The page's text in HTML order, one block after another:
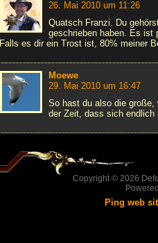
26. Mai 2010 um 11:26
Quatsch Franzi. Du
geschrieben haben. Es ist
Falls es dir ein Trost ist, 80% meiner
Moewe
29. Mai 2010 um 16:47
So hast du also die
der Zeit, dass sich
Copyright © 2026
Ping web